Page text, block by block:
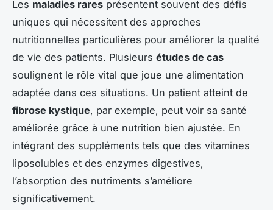
Les maladies rares présentent souvent des défis
uniques qui nécessitent des approches
nutritionnelles particulières pour améliorer la qualité
de vie des patients. Plusieurs études de cas
soulignent le rôle vital que joue une alimentation
adaptée dans ces situations. Un patient atteint de
fibrose kystique, par exemple, peut voir sa santé
améliorée grâce à une nutrition bien ajustée. En
intégrant des suppléments tels que des vitamines
liposolubles et des enzymes digestives,
l’absorption des nutriments s’améliore
significativement.